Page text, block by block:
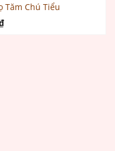
Tăm Chú Tiểu